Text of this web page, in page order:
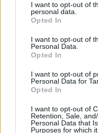
I want to opt-out of
personal data.
Opted In
I want to opt-out of
Personal Data.
Opted In
I want to opt-out of
Personal Data for
Opted In
I want to opt-out of
Retention, Sale,
Personal Data that
Purposes for which
unusuario
Publicado13 de
jod** que cosa mas fea.